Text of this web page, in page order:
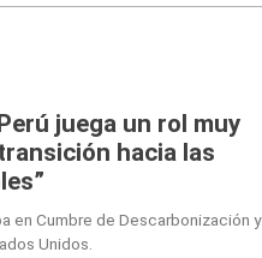
juega un rol muy
hacia las
en Cumbre de Descarbonización y
Unidos.